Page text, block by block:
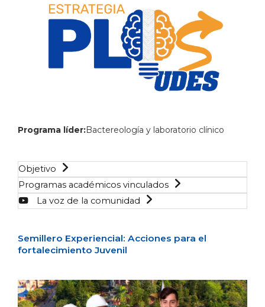
Programa líder:Bactereología y laboratorio clínico
Objetivo
Programas académicos vinculados
La voz de la comunidad
Semillero Experiencial: Acciones para el
fortalecimiento Juvenil